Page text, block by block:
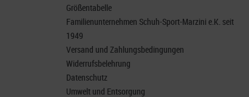
Größentabelle
Familienunternehmen Schuh-Sport-Marzini e.K. seit
1949
Versand und Zahlungsbedingungen
Widerrufsbelehrung
Datenschutz
Umwelt und Entsorgung